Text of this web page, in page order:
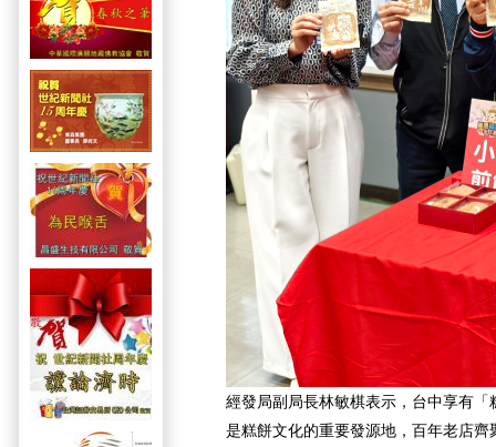
經發局副局長林敏棋表示，台中享有
是糕餅文化的重要發源地，百年老店齊